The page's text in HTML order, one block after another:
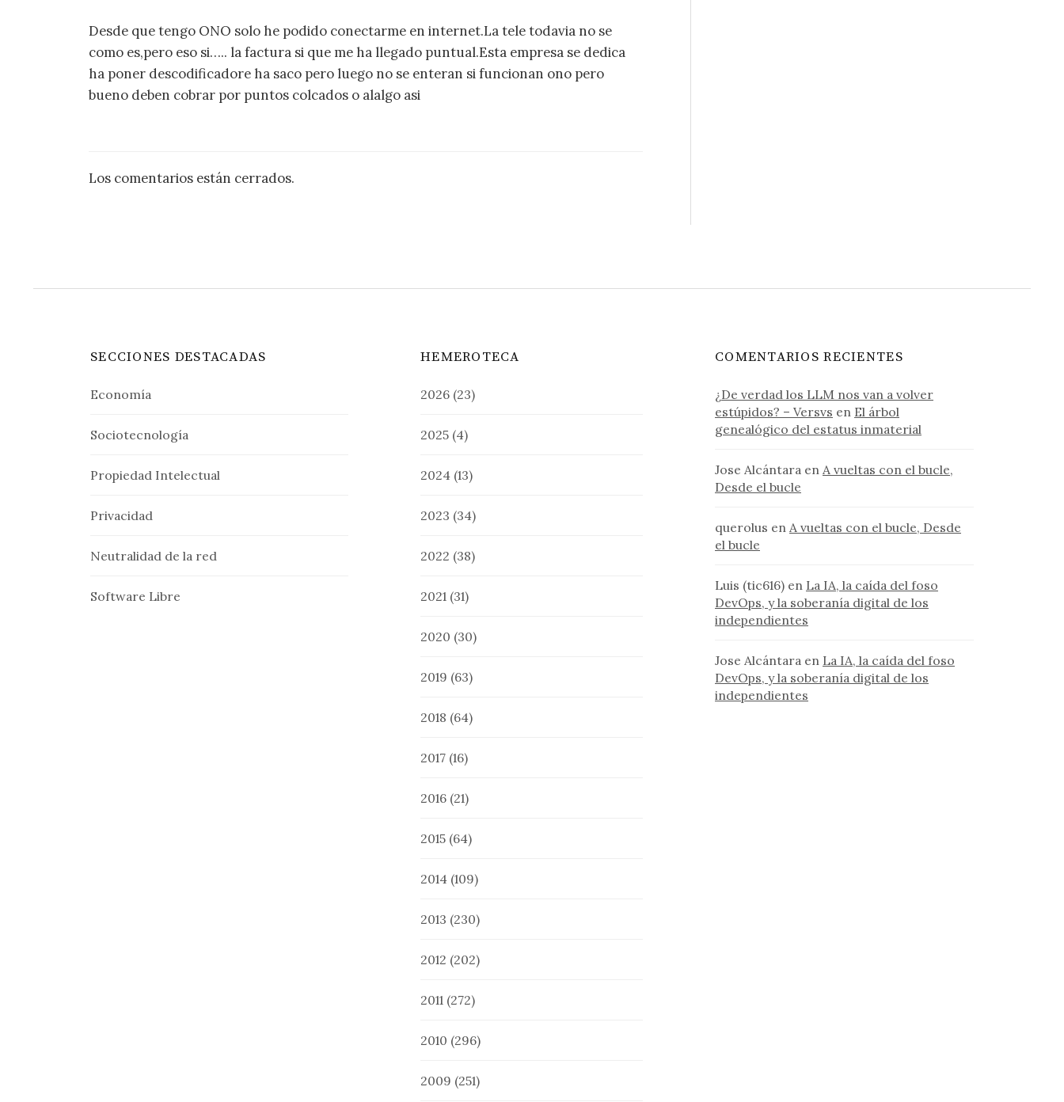
Desde que tengo ONO solo he podido conectarme en internet.La tele todavia no se
como es,pero eso si….. la factura si que me ha llegado puntual.Esta empresa se dedica
ha poner descodificadore ha saco pero luego no se enteran si funcionan ono pero
bueno deben cobrar por puntos colcados o alalgo asi
Los comentarios están cerrados.
SECCIONES DESTACADAS
Economía
Sociotecnología
Propiedad Intelectual
Privacidad
Neutralidad de la red
Software Libre
HEMEROTECA
2026 (23)
2025 (4)
2024 (13)
2023 (34)
2022 (38)
2021 (31)
2020 (30)
2019 (63)
2018 (64)
2017 (16)
2016 (21)
2015 (64)
2014 (109)
2013 (230)
2012 (202)
2011 (272)
2010 (296)
2009 (251)
COMENTARIOS RECIENTES
¿De verdad los LLM nos van a volver
estúpidos? – Versvs en El árbol
genealógico del estatus inmaterial
Jose Alcántara en A vueltas con el bucle,
Desde el bucle
querolus en A vueltas con el bucle, Desde
el bucle
Luis (tic616) en La IA, la caída del foso
DevOps, y la soberanía digital de los
independientes
Jose Alcántara en La IA, la caída del foso
DevOps, y la soberanía digital de los
independientes